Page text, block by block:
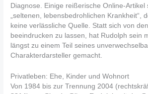
Diagnose. Einige reißerische Online-
„seltenen, lebensbedrohlichen Krankheit“,
keine verlässliche Quelle. Statt sich von
beeindrucken zu lassen, hat Rudolph sein
längst zu einem Teil seines
Charakterdarsteller gemacht.
Privatleben: Ehe, Kinder und Wohnort
Von 1984 bis zur Trennung 2004